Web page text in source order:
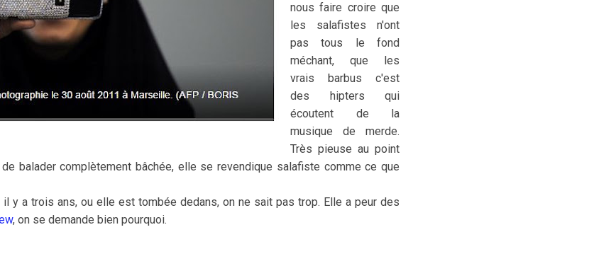
nous faire croire que
les salafistes n'ont
pas tous le fond
méchant, que les
vrais barbus c'est
des hipters qui
écoutent de la
musique de merde.
Très pieuse au point
balader complètement bâchée, elle se revendique salafiste comme ce que
y a trois ans, ou elle est tombée dedans, on ne sait pas trop. Elle a peur des
, on se demande bien pourquoi.